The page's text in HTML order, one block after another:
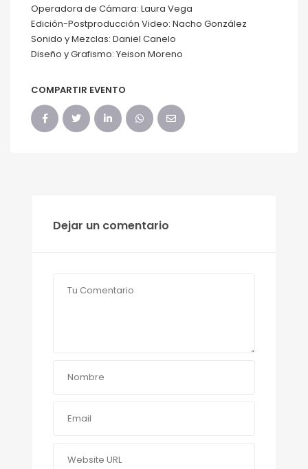
Operadora de Cámara: Laura Vega
Edición-Postproducción Video: Nacho González
Sonido y Mezclas: Daniel Canelo
Diseño y Grafismo: Yeison Moreno
COMPARTIR EVENTO
Dejar un comentario